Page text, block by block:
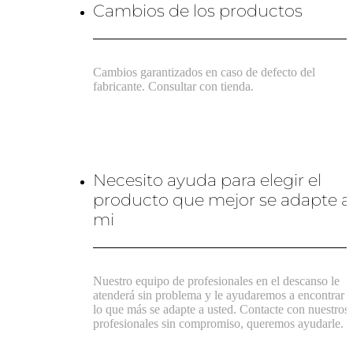
Cambios de los productos
Cambios garantizados en caso de defecto del
fabricante. Consultar con tienda.
Necesito ayuda para elegir el
producto que mejor se adapte a
mi
Nuestro equipo de profesionales en el descanso le
atenderá sin problema y le ayudaremos a encontrar
lo que más se adapte a usted. Contacte con nuestros
profesionales sin compromiso, queremos ayudarle.